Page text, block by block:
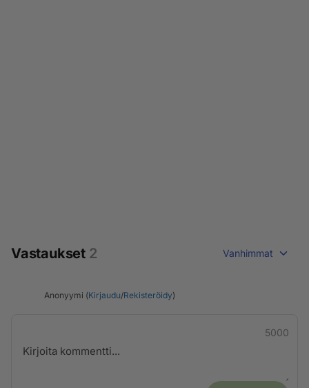
Vastaukset 2 Vanhimmat
Anonyymi (Kirjaudu/Rekisteröidy)
5000